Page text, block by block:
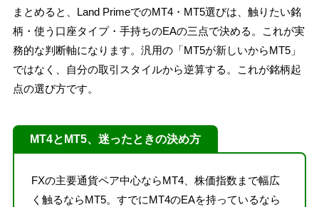
まとめると、Land PrimeでのMT4・MT5選びは、触りたい銘
柄・使う口座タイプ・手持ちのEAの三点で決める。これが実
務的な判断軸になります。汎用の「MT5が新しいからMT5」
ではなく、自分の取引スタイルから逆算する。これが銘柄起
点の選び方です。
MT4とMT5、迷ったときの決め方
FXの主要通貨ペア中心ならMT4、株価指数まで幅広
く触るならMT5。すでにMT4のEAを持っているなら